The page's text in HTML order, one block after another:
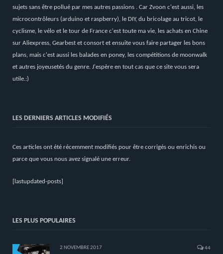
sujets sans être pollué par mes autres passions . Car Zvoon c'est aussi, les
microcontrôleurs (arduino et raspberry), le DIY, du bricolage au tricot, le
cyclisme, le vélo et le tour de France c'est toute ma vie, les achats en Chine
sur Aliexpress, Gearbest et consort et ensuite vous faire partager les bons
plans, mais c'est aussi les balades en poney, les compétitions de moonwalk
et autres joyeusetés du genre. J'espère en tout cas que ce site vous sera
utile.:)
LES DERNIERS ARTICLES MODIFIÉS
Ces articles ont été récemment modifiés pour être corrigés ou enrichis ou
parce que vous nous avez signalé une erreur.
[lastupdated-posts]
LES PLUS POPULAIRES
2 NOVEMBRE 2017 44